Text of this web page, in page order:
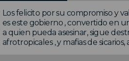
Los felicito por su compromiso y
es este gobierno , convertido en
a quien pueda asesinar, sigue
afrotropicales , y mafias de